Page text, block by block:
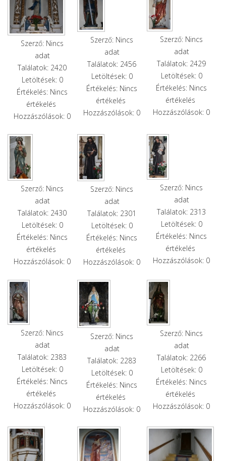
Szerző: Nincs
adat
Találatok: 2420
Letöltések: 0
Értékelés: Nincs
értékelés
Hozzászólások: 0
Szerző: Nincs
adat
Találatok: 2456
Letöltések: 0
Értékelés: Nincs
értékelés
Hozzászólások: 0
Szerző: Nincs
adat
Találatok: 2429
Letöltések: 0
Értékelés: Nincs
értékelés
Hozzászólások: 0
Szerző: Nincs
adat
Találatok: 2430
Letöltések: 0
Értékelés: Nincs
értékelés
Hozzászólások: 0
Szerző: Nincs
adat
Találatok: 2301
Letöltések: 0
Értékelés: Nincs
értékelés
Hozzászólások: 0
Szerző: Nincs
adat
Találatok: 2313
Letöltések: 0
Értékelés: Nincs
értékelés
Hozzászólások: 0
Szerző: Nincs
adat
Találatok: 2383
Letöltések: 0
Értékelés: Nincs
értékelés
Hozzászólások: 0
Szerző: Nincs
adat
Találatok: 2283
Letöltések: 0
Értékelés: Nincs
értékelés
Hozzászólások: 0
Szerző: Nincs
adat
Találatok: 2266
Letöltések: 0
Értékelés: Nincs
értékelés
Hozzászólások: 0